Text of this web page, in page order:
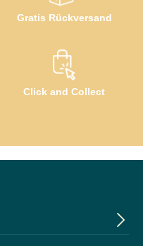
Gratis Rückversand
Click and Collect